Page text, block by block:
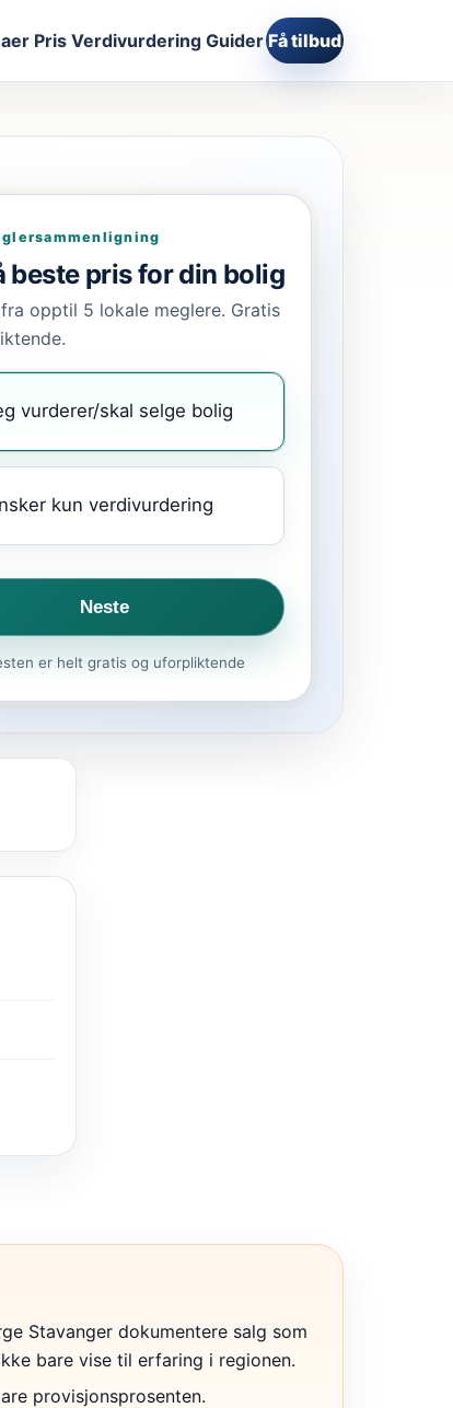
Pris Verdivurdering Guider Få tilbud
beste pris for din bolig
opptil 5 lokale meglere. Gratis
vurderer/skal selge bolig
kun verdivurdering
Neste
er helt gratis og uforpliktende
Stavanger dokumentere salg som
bare vise til erfaring i regionen.
provisjonsprosenten.